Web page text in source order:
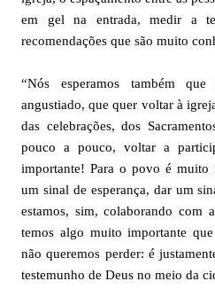
em gel na entrada, medir a
recomendações que são muito
“Nós esperamos também
angustiado, que quer voltar à
das celebrações, dos
pouco a pouco, voltar a
importante! Para o povo é muito
um sinal de esperança, dar um
estamos, sim, colaborando com
temos algo muito importante
não queremos perder: é
testemunho de Deus no meio da